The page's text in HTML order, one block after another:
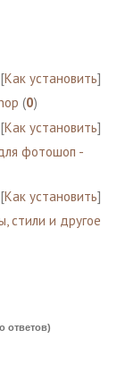
[Как установить]
(0)
[Как установить]
фотошоп -
[Как установить]
стили и другое
ответов)